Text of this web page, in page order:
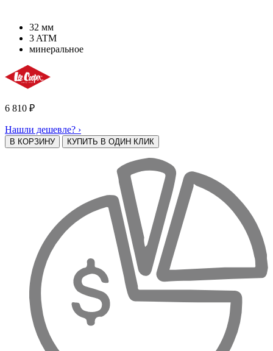
32 мм
3 ATM
минеральное
6 810 ₽
Нашли дешевле? ›
В КОРЗИНУ КУПИТЬ В ОДИН КЛИК